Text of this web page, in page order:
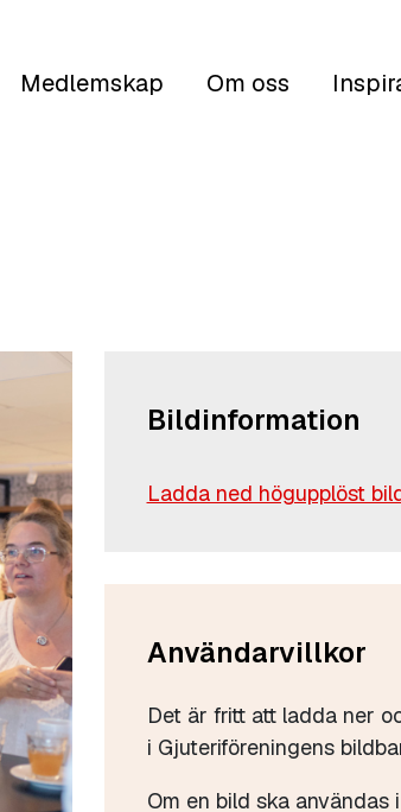
Medlemskap Om oss
Bildinformation
Ladda ned högupplöst
Användarvillkor
Det är fritt att ladda ner
i Gjuteriföreningens
Om en bild ska användas